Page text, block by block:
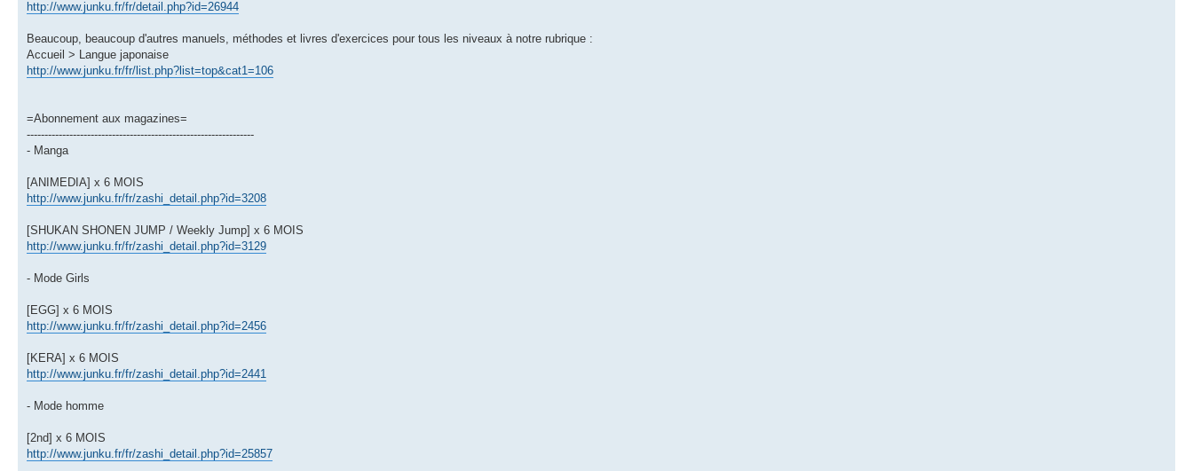
http://www.junku.fr/fr/detail.php?id=26944
Beaucoup, beaucoup d'autres manuels, méthodes et livres d'exercices pour tous les niveaux à notre rubrique :
Accueil > Langue japonaise
http://www.junku.fr/fr/list.php?list=top&cat1=106
=Abonnement aux magazines=
----------------------------------------------------------------
- Manga
[ANIMEDIA] x 6 MOIS
http://www.junku.fr/fr/zashi_detail.php?id=3208
[SHUKAN SHONEN JUMP / Weekly Jump] x 6 MOIS
http://www.junku.fr/fr/zashi_detail.php?id=3129
- Mode Girls
[EGG] x 6 MOIS
http://www.junku.fr/fr/zashi_detail.php?id=2456
[KERA] x 6 MOIS
http://www.junku.fr/fr/zashi_detail.php?id=2441
- Mode homme
[2nd] x 6 MOIS
http://www.junku.fr/fr/zashi_detail.php?id=25857